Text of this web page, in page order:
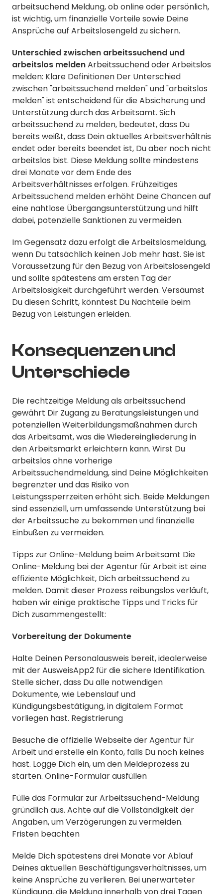
arbeitsuchend Meldung, ob online oder persönlich,
ist wichtig, um finanzielle Vorteile sowie Deine
Ansprüche auf Arbeitslosengeld zu sichern.
Unterschied zwischen arbeitssuchend und
arbeitslos meldenArbeitssuchend oder Arbeitslos
melden: Klare Definitionen Der Unterschied
zwischen "arbeitssuchend melden" und "arbeitslos
melden" ist entscheidend für die Absicherung und
Unterstützung durch das Arbeitsamt. Sich
arbeitssuchend zu melden, bedeutet, dass Du
bereits weißt, dass Dein aktuelles Arbeitsverhältnis
endet oder bereits beendet ist, Du aber noch nicht
arbeitslos bist. Diese Meldung sollte mindestens
drei Monate vor dem Ende des
Arbeitsverhältnisses erfolgen. Frühzeitiges
Arbeitssuchend melden erhöht Deine Chancen auf
eine nahtlose Übergangsunterstützung und hilft
dabei, potenzielle Sanktionen zu vermeiden.
Im Gegensatz dazu erfolgt die Arbeitslosmeldung,
wenn Du tatsächlich keinen Job mehr hast. Sie ist
Voraussetzung für den Bezug von Arbeitslosengeld
und sollte spätestens am ersten Tag der
Arbeitslosigkeit durchgeführt werden. Versäumst
Du diesen Schritt, könntest Du Nachteile beim
Bezug von Leistungen erleiden.
Konsequenzen und
Unterschiede
Die rechtzeitige Meldung als arbeitssuchend
gewährt Dir Zugang zu Beratungsleistungen und
potenziellen Weiterbildungsmaßnahmen durch
das Arbeitsamt, was die Wiedereingliederung in
den Arbeitsmarkt erleichtern kann. Wirst Du
arbeitslos ohne vorherige
Arbeitssuchendmeldung, sind Deine Möglichkeiten
begrenzter und das Risiko von
Leistungssperrzeiten erhöht sich. Beide Meldungen
sind essenziell, um umfassende Unterstützung bei
der Arbeitssuche zu bekommen und finanzielle
Einbußen zu vermeiden.
Tipps zur Online-Meldung beim Arbeitsamt Die
Online-Meldung bei der Agentur für Arbeit ist eine
effiziente Möglichkeit, Dich arbeitssuchend zu
melden. Damit dieser Prozess reibungslos verläuft,
haben wir einige praktische Tipps und Tricks für
Dich zusammengestellt:
Vorbereitung der Dokumente
Halte Deinen Personalausweis bereit, idealerweise
mit der AusweisApp2 für die sichere Identifikation.
Stelle sicher, dass Du alle notwendigen
Dokumente, wie Lebenslauf und
Kündigungsbestätigung, in digitalem Format
vorliegen hast. Registrierung
Besuche die offizielle Webseite der Agentur für
Arbeit und erstelle ein Konto, falls Du noch keines
hast. Logge Dich ein, um den Meldeprozess zu
starten. Online-Formular ausfüllen
Fülle das Formular zur Arbeitssuchend-Meldung
gründlich aus. Achte auf die Vollständigkeit der
Angaben, um Verzögerungen zu vermeiden.
Fristen beachten
Melde Dich spätestens drei Monate vor Ablauf
Deines aktuellen Beschäftigungsverhältnisses, um
keine Ansprüche zu verlieren. Bei unerwarteter